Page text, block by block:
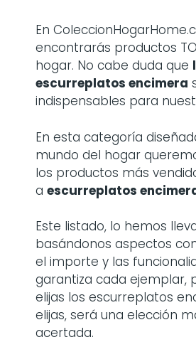
En
encontrarás productos
hogar. No cabe duda que
escurreplatos encimera
indispensables para
En esta categoría
mundo del hogar
los productos más
a escurreplatos
Este listado, lo hemos
basándonos aspectos
el importe y las
garantiza cada ejemplar,
elijas los escurreplatos
elijas, será una elección
acertada.